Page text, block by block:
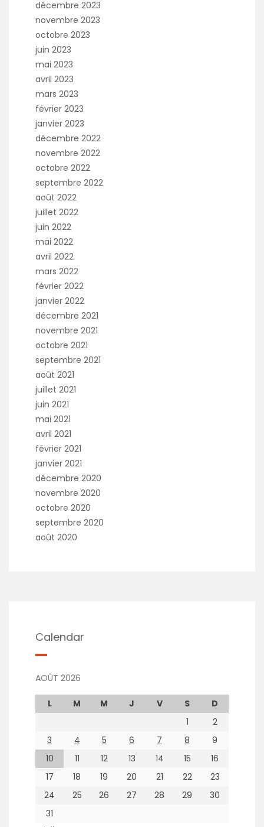
décembre 2023
novembre 2023
octobre 2023
juin 2023
mai 2023
avril 2023
mars 2023
février 2023
janvier 2023
décembre 2022
novembre 2022
octobre 2022
septembre 2022
août 2022
juillet 2022
juin 2022
mai 2022
avril 2022
mars 2022
février 2022
janvier 2022
décembre 2021
novembre 2021
octobre 2021
septembre 2021
août 2021
juillet 2021
juin 2021
mai 2021
avril 2021
février 2021
janvier 2021
décembre 2020
novembre 2020
octobre 2020
septembre 2020
août 2020
Calendar
AOÛT 2026
L M M J V S
D
1
2
3
4 5 6 7 8
9
10
11 12 13 14 15
16
17
18 19 20 21 22
23
24
25 26 27 28 29
30
31